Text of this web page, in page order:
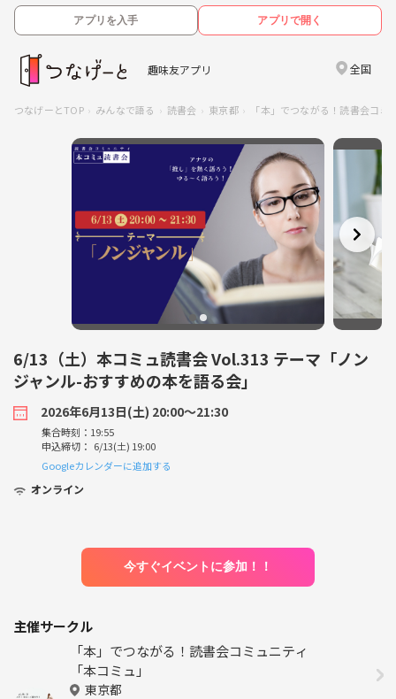
アプリを入手 アプリで開く
趣味友アプリ 全国
つなげーとTOP みんなで語る 読書会 東京都 「本」でつながる！読書会コミ
6/13（土）本コミュ読書会 Vol.313 テーマ「ノン
ジャンル-おすすめの本を語る会」
2026年6月13日(土) 20:00〜21:30
集合時刻：19:55
申込締切： 6/13(土) 19:00
Googleカレンダーに追加する
オンライン
今すぐイベントに参加！！
主催サークル
「本」でつながる！読書会コミュニティ
「本コミュ」
東京都